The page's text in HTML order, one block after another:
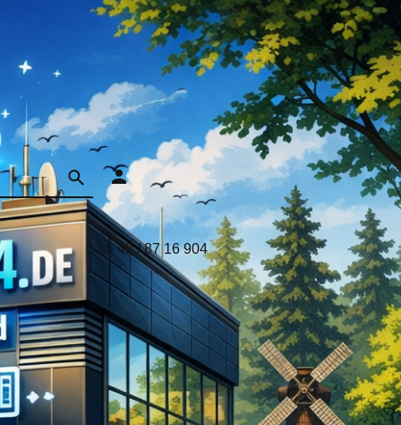
0 35 42 / 87 16 904